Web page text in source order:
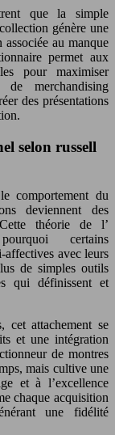
que la simple
génère une
au manque
permet aux
pour maximiser
de merchandising
des présentations
selon russell
comportement du
deviennent des
théorie de l’
certains
affectives avec leurs
de simples outils
qui définissent et
cet attachement se
et une intégration
de montres
mais cultive une
et à l’excellence
chaque acquisition
une fidélité